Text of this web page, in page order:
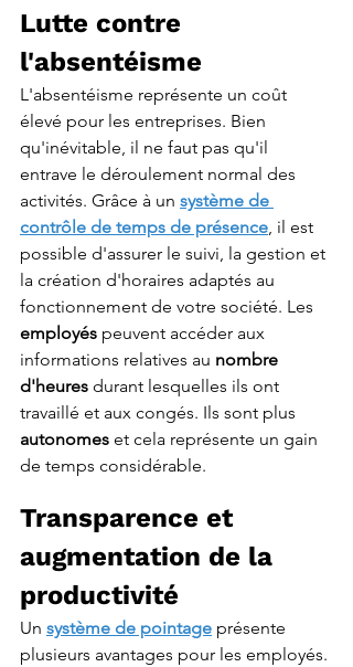
Lutte contre
l'absentéisme
L'absentéisme représente un coût
élevé pour les entreprises. Bien
qu'inévitable, il ne faut pas qu'il
entrave le déroulement normal des
activités. Grâce à un système de
contrôle de temps de présence, il est
possible d'assurer le suivi, la gestion et
la création d'horaires adaptés au
fonctionnement de votre société. Les
employés peuvent accéder aux
informations relatives au nombre
d'heures durant lesquelles ils ont
travaillé et aux congés. Ils sont plus
autonomes et cela représente un gain
de temps considérable.
Transparence et
augmentation de la
productivité
Un système de pointage présente
plusieurs avantages pour les employés.